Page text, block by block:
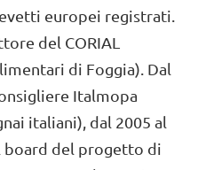
europei registrati.
del CORIAL
di Foggia). Dal
Italmopa
italiani), dal 2005 al
board del progetto di